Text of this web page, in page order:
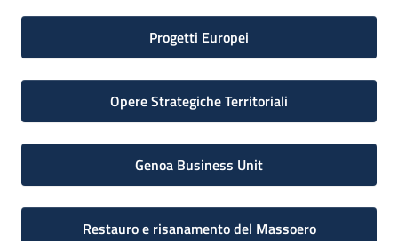
Progetti Europei
Opere Strategiche Territoriali
Genoa Business Unit
Restauro e risanamento del Massoero